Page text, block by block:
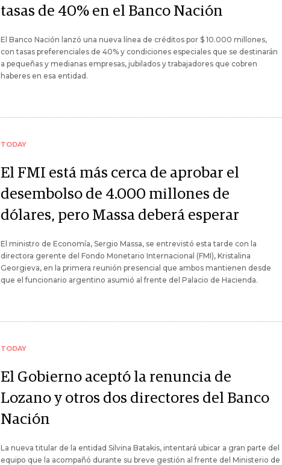
tasas de 40% en el Banco Nación
El Banco Nación lanzó una nueva línea de créditos por $ 10.000 millones,
con tasas preferenciales de 40% y condiciones especiales que se destinarán
a pequeñas y medianas empresas, jubilados y trabajadores que cobren
haberes en esa entidad.
TODAY
El FMI está más cerca de aprobar el
desembolso de 4.000 millones de
dólares, pero Massa deberá esperar
El ministro de Economía, Sergio Massa, se entrevistó esta tarde con la
directora gerente del Fondo Monetario Internacional (FMI), Kristalina
Georgieva, en la primera reunión presencial que ambos mantienen desde
que el funcionario argentino asumió al frente del Palacio de Hacienda.
TODAY
El Gobierno aceptó la renuncia de
Lozano y otros dos directores del Banco
Nación
La nueva titular de la entidad Silvina Batakis, intentará ubicar a gran parte del
equipo que la acompañó durante su breve gestión al frente del Ministerio de